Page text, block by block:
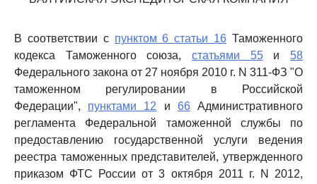
В соответствии с пунктом 6 статьи 16 Таможенного
кодекса Таможенного союза, статьями 55и 58
Федерального закона от 27 ноября 2010 г. N 311-ФЗ "О
таможенном регулировании в Российской
Федерации", пунктами 12 и 66Административного
регламента Федеральной таможенной службы по
предоставлению государственной услуги ведения
реестра таможенных представителей, утвержденного
приказом ФТС России от 3 октября 2011 г. N 2012,